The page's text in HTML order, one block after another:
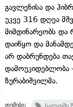
გავლენისა და
უკვე 316 დღეა
მიმდინარეობს და
დაიწყო და
არ დაბრუნდება
დამოუკიდებლობა
ზურაბიშვილმა.
თემები: